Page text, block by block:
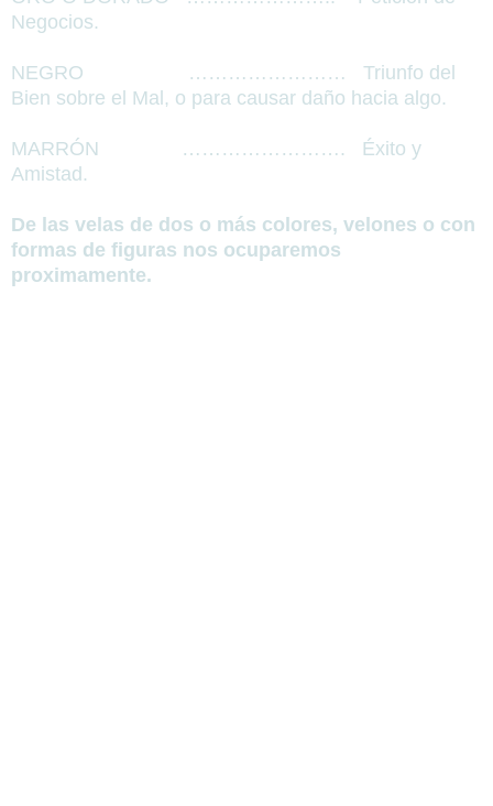
Negocios.
NEGRO ……………………
Triunfo del
Bien sobre el Mal, o para causar daño hacia algo.
MARRÓN …………………….
Éxito y
Amistad.
De las velas de dos o más colores, velones o con
formas de figuras nos ocuparemos
proximamente.